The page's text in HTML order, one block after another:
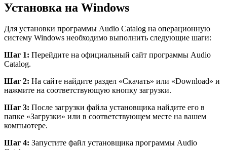
Установка на Windows
Для установки программы Audio Catalog на операционную
систему Windows необходимо выполнить следующие шаги:
Шаг 1: Перейдите на официальный сайт программы Audio
Catalog.
Шаг 2: На сайте найдите раздел «Скачать» или «Download» и
нажмите на соответствующую кнопку загрузки.
Шаг 3: После загрузки файла установщика найдите его в
папке «Загрузки» или в соответствующем месте на вашем
компьютере.
Шаг 4: Запустите файл установщика программы Audio